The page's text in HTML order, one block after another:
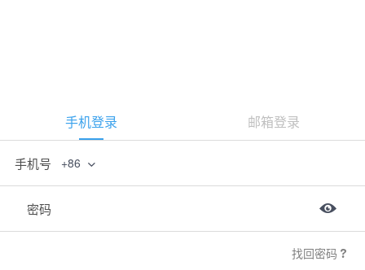
手机登录 邮箱登录
手机号 +86
密码
找回密码